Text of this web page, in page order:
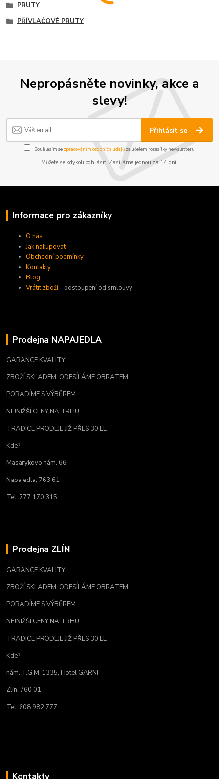
PRUTY
PŘÍVLAČOVÉ PRUTY
Nepropásněte novinky, akce a
slevy!
Přihlásit se
Souhlasím se zpracováním osobních údajůza účelem rozesílky newsletteru.
Můžete se kdykoli odhlásit. Zasíláme jednou za 14 dní.
Informace pro zákazníky
O nás
Jak nakupovat
Obchodní podmínky
Kontakty
Blog
Vrátit zboží- odstoupení od smlouvy
Prodejna NAPAJEDLA
GARANCE KVALITY
ZBOŽÍ SKLADEM, ODESÍLÁME OBRATEM
PORADÍME S VÝBĚREM
NEJNIŽŠÍ CENY NA TRHU
TRADICE PRODEJE JIŽ PŘES 30 LET
Kde?
Masarykovo nám. 66
Napajedla, 763 61
Tel. 777 170 315
Prodejna ZLÍN
GARANCE KVALITY
ZBOŽÍ SKLADEM, ODESÍLÁME OBRATEM
PORADÍME S VÝBĚREM
NEJNIŽŠÍ CENY NA TRHU
TRADICE PRODEJE JIŽ PŘES 30 LET
Kde?
nám. T.G.M. 1335, Hotel GARNI
Zlín, 760 01
Tel. 608 982 777
Kontakty